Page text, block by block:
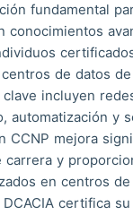
08/07 order CCNP
08/07 order CCNP
fundamental
conocimientos
de datos
incluyen
automatización y
CCNP mejora
carrera y
en centros
certifica